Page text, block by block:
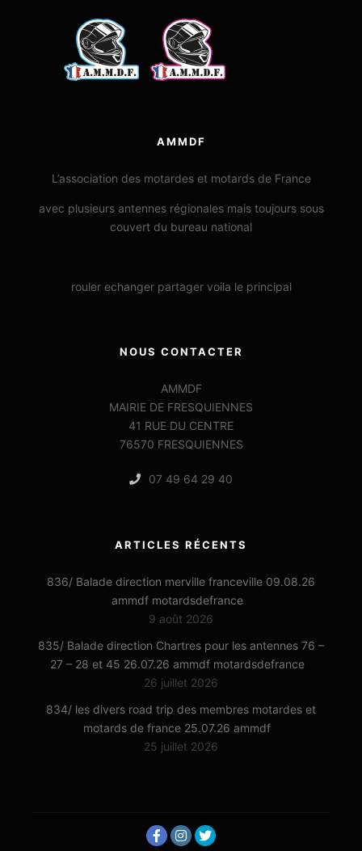
AMMDF
L’association des motardes et motards de France
avec plusieurs antennes régionales mais toujours sous
couvert du bureau national
rouler echanger partager voila le principal
NOUS CONTACTER
AMMDF
MAIRIE DE FRESQUIENNES
41 RUE DU CENTRE
76570 FRESQUIENNES
07 49 64 29 40
ARTICLES RÉCENTS
836/ Balade direction merville franceville 09.08.26
ammdf motardsdefrance
9 août 2026
835/ Balade direction Chartres pour les antennes 76 –
27 – 28 et 45 26.07.26 ammdf motardsdefrance
26 juillet 2026
834/ les divers road trip des membres motardes et
motards de france 25.07.26 ammdf
25 juillet 2026